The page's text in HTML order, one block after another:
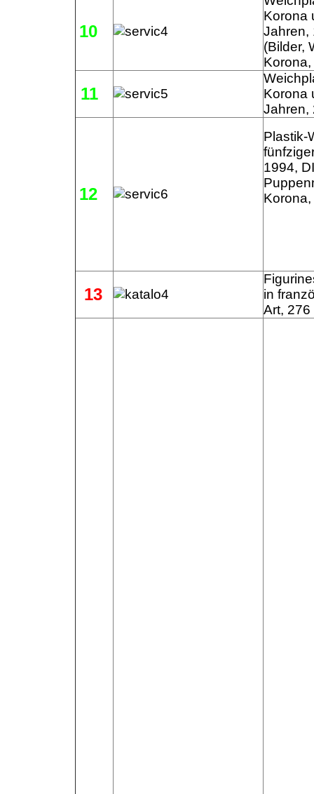
10
Korona
Jahren,
(Bilder,
11
Korona
Jahren,
12
Plastik-
1994,
13
in
Art, 276